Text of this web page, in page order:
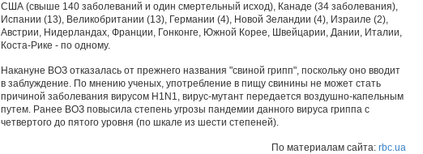
США (свыше 140 заболеваний и один смертельный исход), Канаде (34 заболевания),
Испании (13), Великобритании (13), Германии (4), Новой Зеландии (4), Израиле (2),
Австрии, Нидерландах, Франции, Гонконге, Южной Корее, Швейцарии, Дании, Италии,
Коста-Рике - по одному.
Накануне ВОЗ отказалась от прежнего названия "свиной грипп", поскольку оно вводит
в заблуждение. По мнению ученых, употребление в пищу свинины не может стать
причиной заболевания вирусом H1N1, вирус-мутант передается воздушно-капельным
путем. Ранее ВОЗ повысила степень угрозы пандемии данного вируса гриппа с
четвертого до пятого уровня (по шкале из шести степеней).
По материалам сайта: rbc.ua